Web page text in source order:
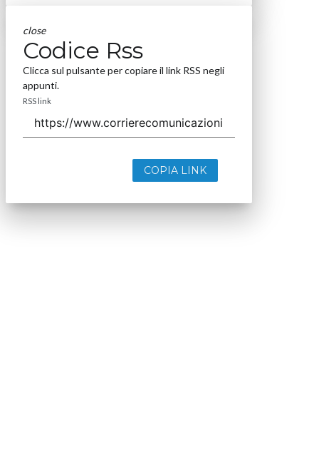
close
Codice Rss
Clicca sul pulsante per copiare il link RSS negli
appunti.
RSS link
COPIA LINK